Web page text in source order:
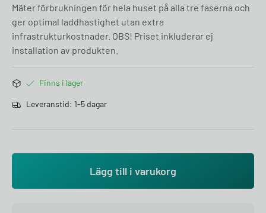
Mäter förbrukningen för hela huset på alla tre faserna och
ger optimal laddhastighet utan extra
infrastrukturkostnader. OBS! Priset inkluderar ej
installation av produkten.
Finns i lager
Leveranstid: 1-5 dagar
Lägg till i varukorg